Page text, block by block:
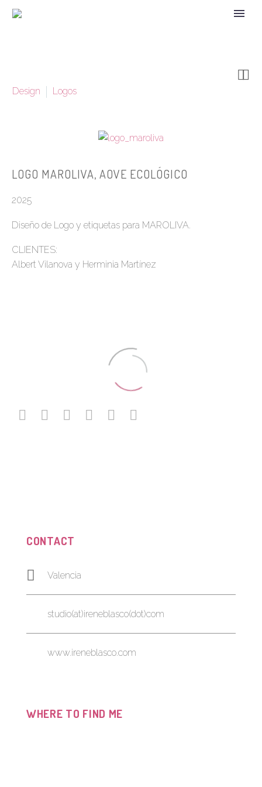

Design Logos
LOGO MAROLIVA, AOVE ECOLÓGICO
2025
Diseño de Logo y etiquetas para MAROLIVA.
CLIENTES:
Albert Vilanova y Herminia Martínez
CONTACT
Valencia
studio(at)ireneblasco(dot)com
www.ireneblasco.com
WHERE TO FIND ME